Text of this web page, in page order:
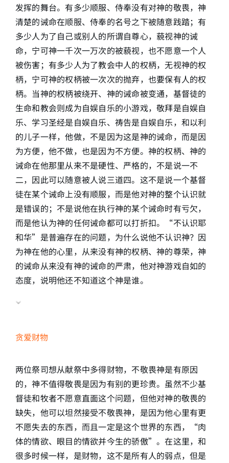
发挥的舞台。有多少顺服、侍奉没有对神的敬畏，神
清楚的诫命在顺服、侍奉的名号之下被随意践踏；有
多少人为了自己或别人的所谓自尊心，藐视神的诫
命，宁可神一千次一万次的被藐视，也不愿意一个人
被伤害；有多少人为了教会中人的权柄，无视神的权
柄，宁可神的权柄被一次次的抛弃，也要保有人的权
柄。当神的权柄被绕开、神的诫命被变通，基督徒的
生命和教会则成为自娱自乐的小游戏，敬拜是自娱自
乐、学习圣经是自娱自乐、祷告是自娱自乐，和以利
的儿子一样，他做，不是因为这是神的诫命，而是因
为方便，他不做，也是因为不方便。神的权柄、神的
诫命在他那里从来不是硬性、严格的，不是说一不
二，因此可以随意被人说三道四。这不是说一个基督
徒在某个诫命上没有顺服，而是他对神的整个认识就
是错误的；不是说他在执行神的某个诫命时有亏欠，
而是他认为神的任何诫命都可以打折扣。“不认识耶
和华”是普遍存在的问题，为什么说他不认识神？因
为神在他的心里，从来没有神的权柄、神的尊荣，神
的诫命从来没有神的诫命的严肃，他对神游戏自如的
态度，说明他还不知道这个神是谁。
贪爱财物
两位祭司想从献祭中多得财物，不敬畏神是有原因
的，神不值得敬畏是因为有别的更珍贵。虽然不少基
督徒和牧者不愿意直面这个问题，但他对神的敬畏的
缺失，他可以坦然接受不敬畏神，是因为他心里有更
不愿失去的东西，而且一定是这个世界的东西，“肉
体的情欲、眼目的情欲并今生的骄傲”。在这里，和
很多时候一样，是财物，这不是所有人的弱点，但是